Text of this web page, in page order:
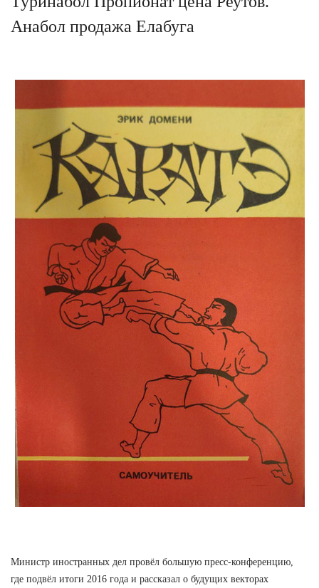
Анабол продажа Елабуга
Министр иностранных дел провёл большую пресс-конференцию,
где подвёл итоги 2016 года и рассказал о будущих векторах